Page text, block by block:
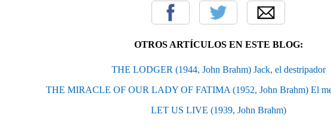
OTROS ARTÍCULOS EN ESTE BLOG:
THE LODGER (1944, John Brahm) Jack, el destripador
THE MIRACLE OF OUR LADY OF FATIMA (1952, John Brahm) El
LET US LIVE (1939, John Brahm)